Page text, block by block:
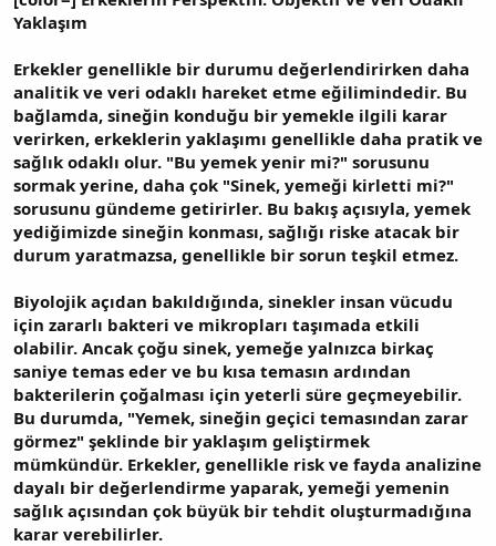
Yaklaşım
Erkekler genellikle bir durumu değerlendirirken daha
analitik ve veri odaklı hareket etme eğilimindedir. Bu
bağlamda, sineğin konduğu bir yemekle ilgili karar
verirken, erkeklerin yaklaşımı genellikle daha pratik ve
sağlık odaklı olur. "Bu yemek yenir mi?" sorusunu
sormak yerine, daha çok "Sinek, yemeği kirletti mi?"
sorusunu gündeme getirirler. Bu bakış açısıyla, yemek
yediğimizde sineğin konması, sağlığı riske atacak bir
durum yaratmazsa, genellikle bir sorun teşkil etmez.
Biyolojik açıdan bakıldığında, sinekler insan vücudu
için zararlı bakteri ve mikropları taşımada etkili
olabilir. Ancak çoğu sinek, yemeğe yalnızca birkaç
saniye temas eder ve bu kısa temasın ardından
bakterilerin çoğalması için yeterli süre geçmeyebilir.
Bu durumda, "Yemek, sineğin geçici temasından zarar
görmez" şeklinde bir yaklaşım geliştirmek
mümkündür. Erkekler, genellikle risk ve fayda analizine
dayalı bir değerlendirme yaparak, yemeği yemenin
sağlık açısından çok büyük bir tehdit oluşturmadığına
karar verebilirler.